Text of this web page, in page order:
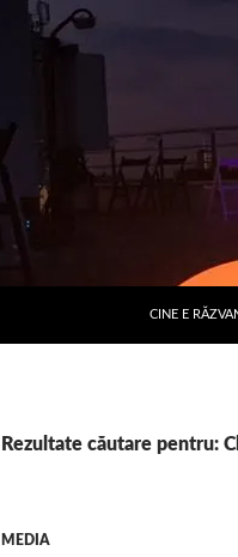
CINE E
Rezultate căutare pentru:
MEDIA